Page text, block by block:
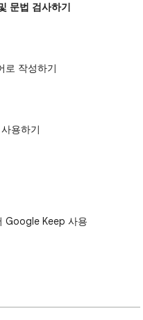
문법 검사하기
로 작성하기
용하기
Google Keep 사용